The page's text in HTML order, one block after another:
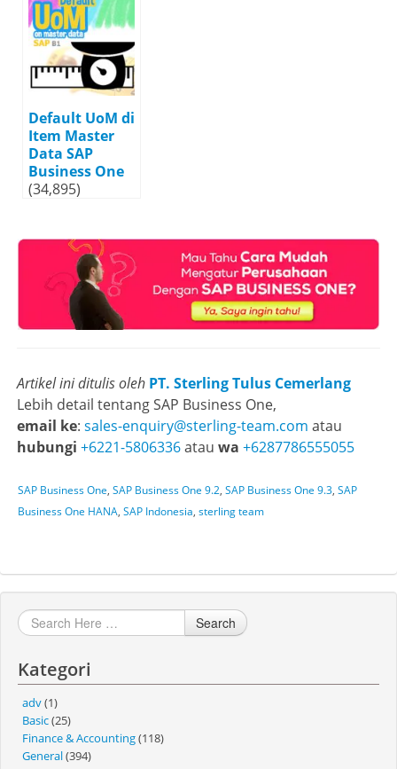
Default UoM di
Item Master
Data SAP
Business One
(34,895)
Artikel ini ditulis oleh PT. Sterling Tulus Cemerlang
Lebih detail tentang SAP Business One,
email ke: sales-enquiry@sterling-team.com atau
hubungi +6221-5806336atau wa +6287786555055
SAP Business One, SAP Business One 9.2, SAP Business One 9.3, SAP
Business One HANA, SAP Indonesia, sterling team
Search
Kategori
adv(1)
Basic(25)
Finance & Accounting(118)
General(394)